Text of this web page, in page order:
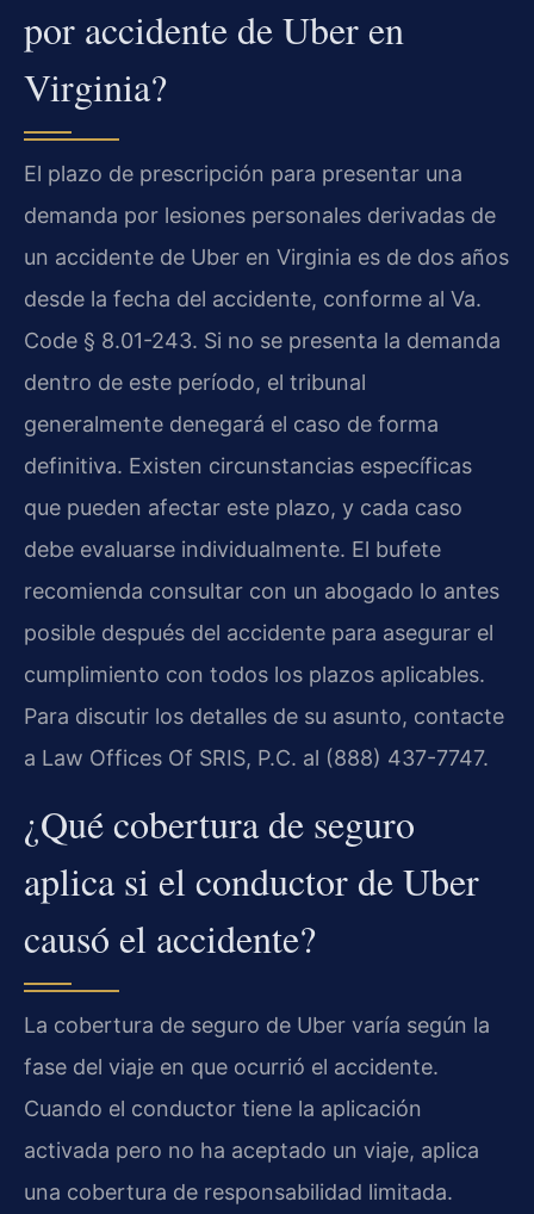
por accidente de Uber en
Virginia?
El plazo de prescripción para presentar una
demanda por lesiones personales derivadas de
un accidente de Uber en Virginia es de dos años
desde la fecha del accidente, conforme al Va.
Code § 8.01-243. Si no se presenta la demanda
dentro de este período, el tribunal
generalmente denegará el caso de forma
definitiva. Existen circunstancias específicas
que pueden afectar este plazo, y cada caso
debe evaluarse individualmente. El bufete
recomienda consultar con un abogado lo antes
posible después del accidente para asegurar el
cumplimiento con todos los plazos aplicables.
Para discutir los detalles de su asunto, contacte
a Law Offices Of SRIS, P.C. al (888) 437-7747.
¿Qué cobertura de seguro
aplica si el conductor de Uber
causó el accidente?
La cobertura de seguro de Uber varía según la
fase del viaje en que ocurrió el accidente.
Cuando el conductor tiene la aplicación
activada pero no ha aceptado un viaje, aplica
una cobertura de responsabilidad limitada.